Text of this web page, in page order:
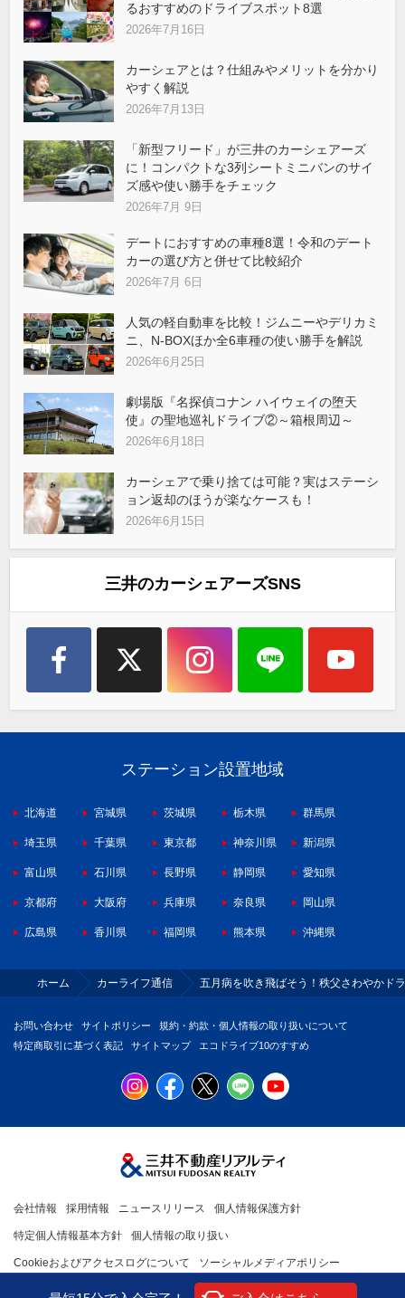
るおすすめのドライブスポット8選
2026年7月16日
カーシェアとは？仕組みやメリットを分かり
やすく解説
2026年7月13日
「新型フリード」が三井のカーシェアーズ
に！コンパクトな3列シートミニバンのサイ
ズ感や使い勝手をチェック
2026年7月 9日
デートにおすすめの車種8選！令和のデート
カーの選び方と併せて比較紹介
2026年7月 6日
人気の軽自動車を比較！ジムニーやデリカミ
ニ、N-BOXほか全6車種の使い勝手を解説
2026年6月25日
劇場版『名探偵コナン ハイウェイの堕天
使』の聖地巡礼ドライブ②～箱根周辺～
2026年6月18日
カーシェアで乗り捨ては可能？実はステーシ
ョン返却のほうが楽なケースも！
2026年6月15日
三井のカーシェアーズSNS
ステーション設置地域
北海道 宮城県 茨城県 栃木県 群馬県
埼玉県 千葉県 東京都 神奈川県 新潟県
富山県 石川県 長野県 静岡県 愛知県
京都府 大阪府 兵庫県 奈良県 岡山県
広島県 香川県 福岡県 熊本県 沖縄県
ホーム カーライフ通信 五月病を吹き飛ばそう！秩父さわやかド
お問い合わせ サイトポリシー
規約・約款・個人情報の取り扱いについて
特定商取引に基づく表記
サイトマップ エコドライブ10のすすめ
会社情報 採用情報 ニュースリリース 個人情報保護方針
特定個人情報基本方針 個人情報の取り扱い
Cookieおよびアクセスログについて ソーシャルメディアポリシー